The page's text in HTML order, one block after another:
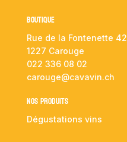
Boutique
Rue de la Fontenette 42
1227 Carouge
022 336 08 02
carouge@cavavin.ch
NOS PRODUITS
Dégustations vins